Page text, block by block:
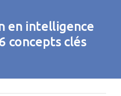
en intelligence
concepts clés